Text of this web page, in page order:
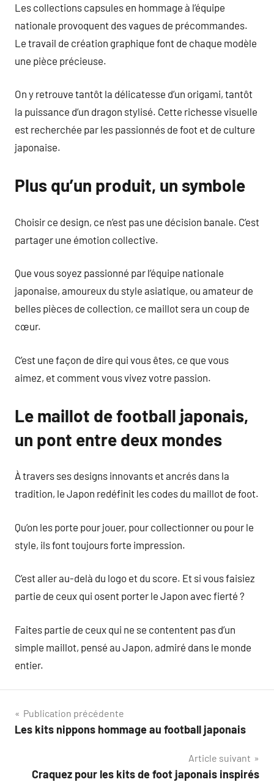
Les collections capsules en hommage à l’équipe
nationale provoquent des vagues de précommandes.
Le travail de création graphique font de chaque modèle
une pièce précieuse.
On y retrouve tantôt la délicatesse d’un origami, tantôt
la puissance d’un dragon stylisé. Cette richesse visuelle
est recherchée par les passionnés de foot et de culture
japonaise.
Plus qu’un produit, un symbole
Choisir ce design, ce n’est pas une décision banale. C’est
partager une émotion collective.
Que vous soyez passionné par l’équipe nationale
japonaise, amoureux du style asiatique, ou amateur de
belles pièces de collection, ce maillot sera un coup de
cœur.
C’est une façon de dire qui vous êtes, ce que vous
aimez, et comment vous vivez votre passion.
Le maillot de football japonais,
un pont entre deux mondes
À travers ses designs innovants et ancrés dans la
tradition, le Japon redéfinit les codes du maillot de foot.
Qu’on les porte pour jouer, pour collectionner ou pour le
style, ils font toujours forte impression.
C’est aller au-delà du logo et du score. Et si vous faisiez
partie de ceux qui osent porter le Japon avec fierté ?
Faites partie de ceux qui ne se contentent pas d’un
simple maillot, pensé au Japon, admiré dans le monde
entier.
Navigation
de
Publication précédente
Les kits nippons hommage au football japonais
Article suivant
Craquez pour les kits de foot japonais inspirés